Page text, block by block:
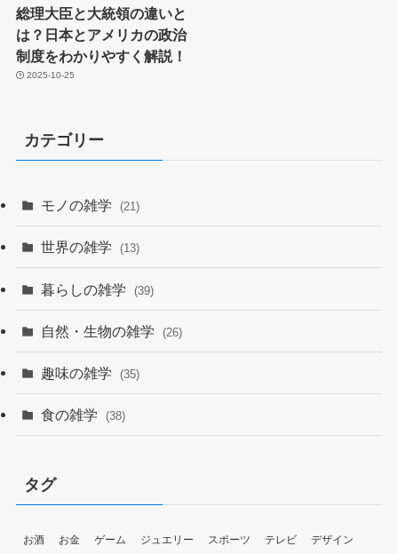
総理大臣と大統領の違いと
は？日本とアメリカの政治
制度をわかりやすく解説！
2025-10-25
カテゴリー
モノの雑学 (21)
世界の雑学 (13)
暮らしの雑学 (39)
自然・生物の雑学 (26)
趣味の雑学 (35)
食の雑学 (38)
タグ
お酒 お金 ゲーム ジュエリー スポーツ テレビ
デザイン